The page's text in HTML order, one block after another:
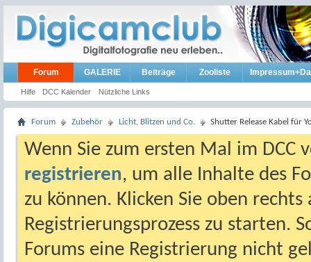
Forum
Hilfe DCC Kalender Nützliche Links
GALERIE Beiträge Zooliste
Forum Zubehör Licht, Blitzen und Co. Shutter Release Kabel für
Wenn Sie zum ersten Mal im DCC
registrieren, um alle Inhalte des
zu können. Klicken Sie oben
Registrierungsprozess zu starten.
Forums eine Registrierung nicht